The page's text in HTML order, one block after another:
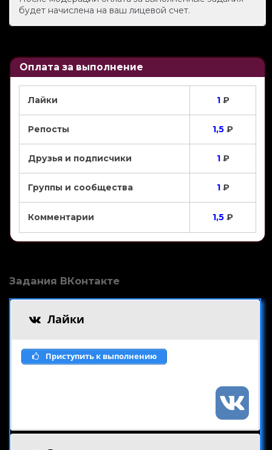
будет начислена на ваш лицевой счет.
Оплата за выполнение
Лайки 1₽
Репосты 1,5 ₽
Друзья и подписчики 1₽
Группы и сообщества 1₽
Комментарии 1,5 ₽
Задания ВКонтакте
Лайки
Приступить к выполнению